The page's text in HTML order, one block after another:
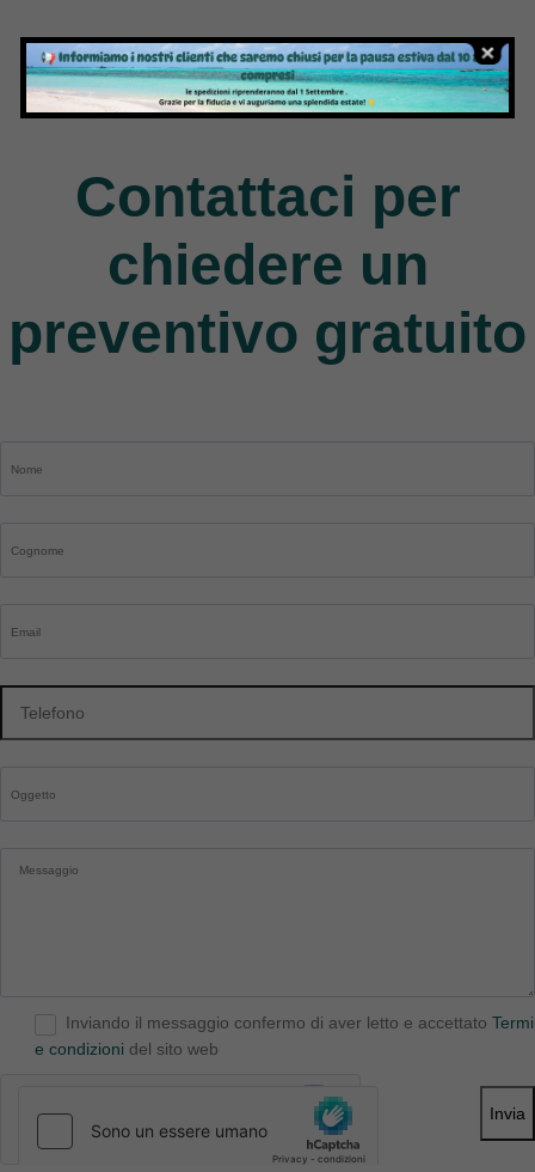
Jack
9 Products
Contattaci per
chiedere un
preventivo gratuito
Inviando il messaggio confermo di aver letto e accettato
e condizioni del sito web
Invia